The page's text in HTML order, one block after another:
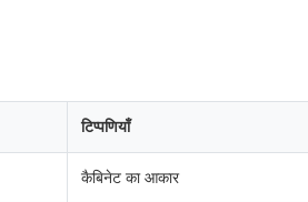
टिप्पणियाँ
कैबिनेट का आकार